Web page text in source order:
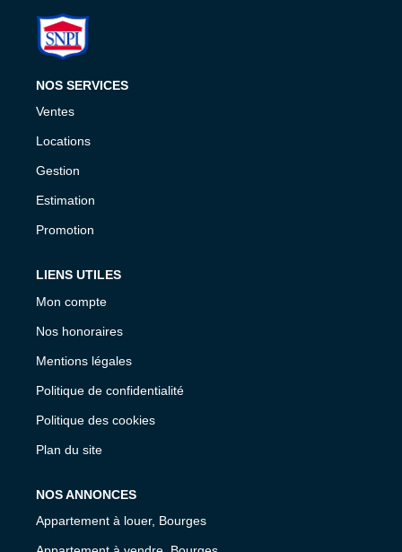
NOS SERVICES
Ventes
Locations
Gestion
Estimation
Promotion
LIENS UTILES
Mon compte
Nos honoraires
Mentions légales
Politique de confidentialité
Politique des cookies
Plan du site
NOS ANNONCES
Appartement à louer, Bourges